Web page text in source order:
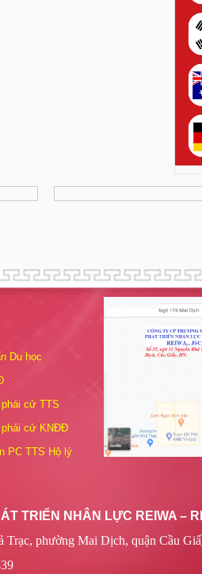
Du học
cử TTS
cử KNĐĐ
PC TTS Hộ lý
TRIỂN NHÂN LỰC REIWA –
Trạc, phường Mai Dịch, quận Cầu